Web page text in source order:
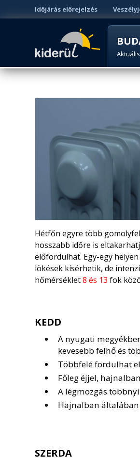
Időjárás előrejelzés
Hétfőn egyre több
hosszabb időre is
előfordulhat. Egy-egy
lökések kísérhetik, de
hőmérséklet8 és 13 fok
KEDD
A nyugati
kevesebb felhő és
Többfelé fordulhat
Főleg éjjel,
A légmozgás
Hajnalban általában
SZERDA